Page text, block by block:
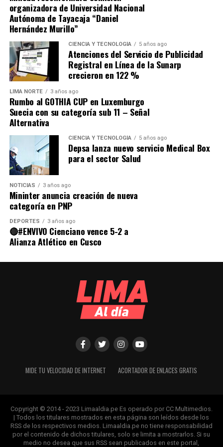
evitar que haya un deterioro importante de las
finanzas públicas»en la próxima década.
Comparte esto:
organizadora de Universidad Nacional
Autónoma de Tayacaja “Daniel
Hernández Murillo”
CIENCIA Y TECNOLOGÍA 5 años ago
Atenciones del Servicio de Publicidad
Registral en Línea de la Sunarp
crecieron en 122 %
LIMA NORTE 3 años ago
Rumbo al GOTHIA CUP en Luxemburgo
Suecia con su categoría sub 11 – Señal
Alternativa
CIENCIA Y TECNOLOGÍA 5 años ago
Depsa lanza nuevo servicio Medical Box
para el sector Salud
NOTICIAS 3 años ago
Mininter anuncia creación de nueva
categoría en PNP
DEPORTES 3 años ago
🔴#ENVIVO Cienciano vence 5-2 a
Alianza Atlético en Cusco
MIDE TU VELOCIDAD DE INTERNET ACORTADOR DE ENLACES GRATIS
Copyright © 2014 - 2023 Limaaldia.pe Es operado por CC Multimedios.
| Todos los titulares mostrados en esta página son leídos desde los
RSS de los respectivos medios. Limaaldia.pe no tiene responsabilidad
por el contenido de dichos titulares, solo se limita a mostrarlos. Si su
medio no desea que sus RSS sean publicados en este portal,